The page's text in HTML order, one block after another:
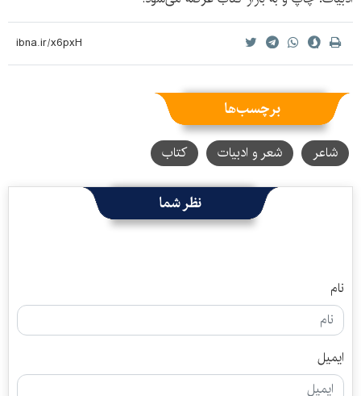
برچسب‌ها
شاعر شعر و ادبیات کتاب
نظر شما
نام
ایمیل